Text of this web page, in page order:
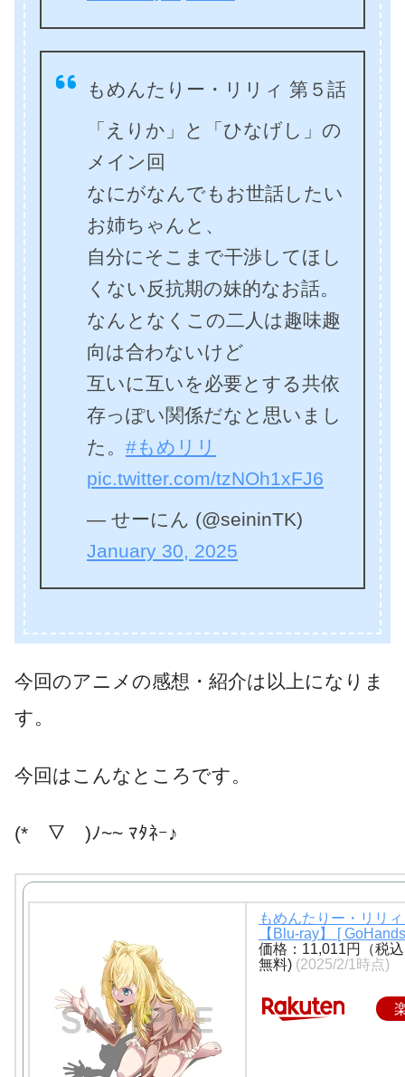
もめんたりー・リリィ 第５話
「えりか」と「ひなげし」の
メイン回
なにがなんでもお世話したい
お姉ちゃんと、
自分にそこまで干渉してほし
くない反抗期の妹的なお話。
なんとなくこの二人は趣味趣
向は合わないけど
互いに互いを必要とする共依
存っぽい関係だなと思いまし
た。 #もめリリ
pic.twitter.com/tzNOh1xFJ6
— せーにん (@seininTK)
January 30, 2025
今回のアニメの感想・紹介は以上になりま
す。
今回はこんなところです。
(*￣▽￣)ﾉ~~ ﾏﾀﾈｰ♪
もめんたりー・リリ
【Blu-ray】 [
価格：11,011円（税
無料) (2025/2/1時点)